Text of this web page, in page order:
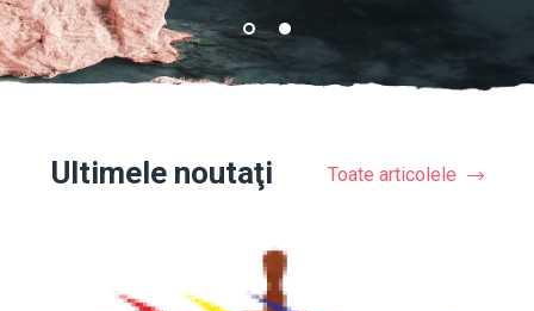
Ultimele noutaţi Toate articolele